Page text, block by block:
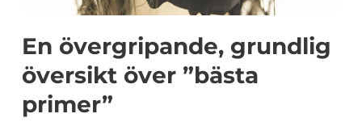
En övergripande, grundlig
översikt över ”bästa
primer”